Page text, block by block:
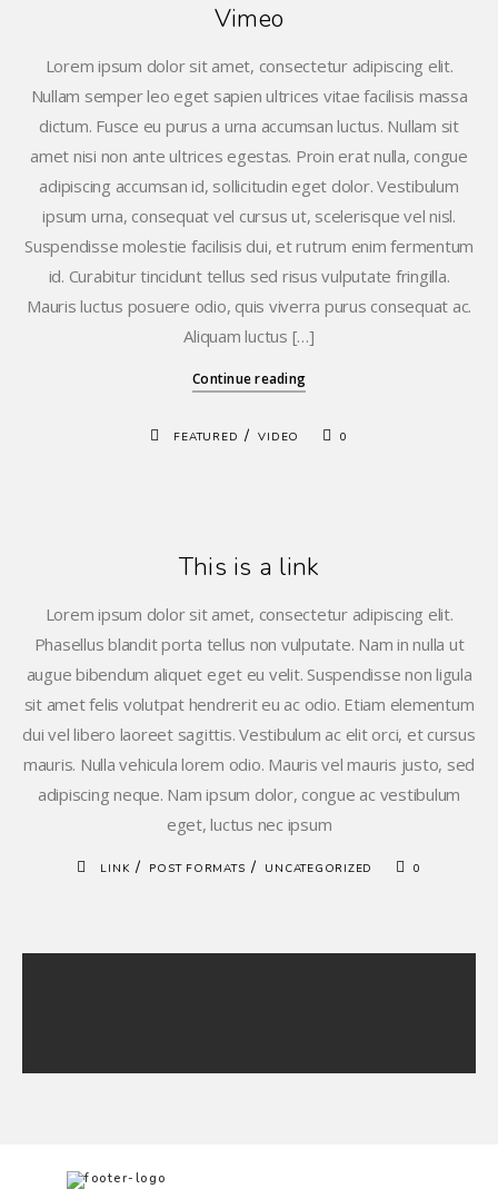
Vimeo
Lorem ipsum dolor sit amet, consectetur adipiscing elit.
Nullam semper leo eget sapien ultrices vitae facilisis massa
dictum. Fusce eu purus a urna accumsan luctus. Nullam sit
amet nisi non ante ultrices egestas. Proin erat nulla, congue
adipiscing accumsan id, sollicitudin eget dolor. Vestibulum
ipsum urna, consequat vel cursus ut, scelerisque vel nisl.
Suspendisse molestie facilisis dui, et rutrum enim fermentum
id. Curabitur tincidunt tellus sed risus vulputate fringilla.
Mauris luctus posuere odio, quis viverra purus consequat ac.
Aliquam luctus […]
Continue reading
FEATURED /VIDEO 0
This is a link
Lorem ipsum dolor sit amet, consectetur adipiscing elit.
Phasellus blandit porta tellus non vulputate. Nam in nulla ut
augue bibendum aliquet eget eu velit. Suspendisse non ligula
sit amet felis volutpat hendrerit eu ac odio. Etiam elementum
dui vel libero laoreet sagittis. Vestibulum ac elit orci, et cursus
mauris. Nulla vehicula lorem odio. Mauris vel mauris justo, sed
adipiscing neque. Nam ipsum dolor, congue ac vestibulum
eget, luctus nec ipsum
LINK / POST FORMATS / UNCATEGORIZED 0